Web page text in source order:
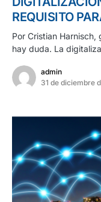
REQUISITO
Por Cristian
hay duda. La
admin
31 de diciembre